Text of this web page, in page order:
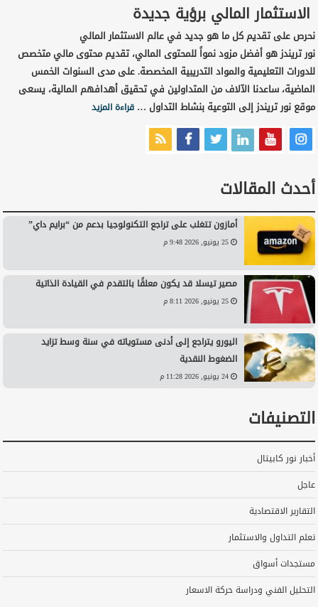
الاستثمار المالي برؤية جديدة
نحرص على تقديم كل ما هو جديد في عالم الاستثمار المالي
نور تريندز هو أفضل مزود نمواً للمحتوى المالي، تقديم محتوى مالي متخصص
للدورات التعليمية والمواد التدريبية المخصصة. على مدى السنوات الخمس
الماضية، ساعدنا الآلاف من المتداولين في تحقيق أهدافهم المالية، يسعى
موقع نور تريندز إلى التوعية بنشاط التداول …قراءة المزيد
أحدث المقالات
أمازون تتغلب على تراجع التكنولوجيا بدعم من “برايم داي”
25 يونيو, 2026 9:48 م
مصير تيسلا قد يكون معلقًا بالتقدم في القيادة الذاتية
25 يونيو, 2026 8:11 م
اليورو يتراجع إلى أدنى مستوياته في سنة وسط تزايد
الضغوط النقدية
24 يونيو, 2026 11:28 م
التصنيفات
أخبار نور كابيتال
عاجل
التقارير الاقتصادية
تعلم التداول والاستثمار
مستجدات أسواق
التحليل الفني ودراسة حركة الاسعار